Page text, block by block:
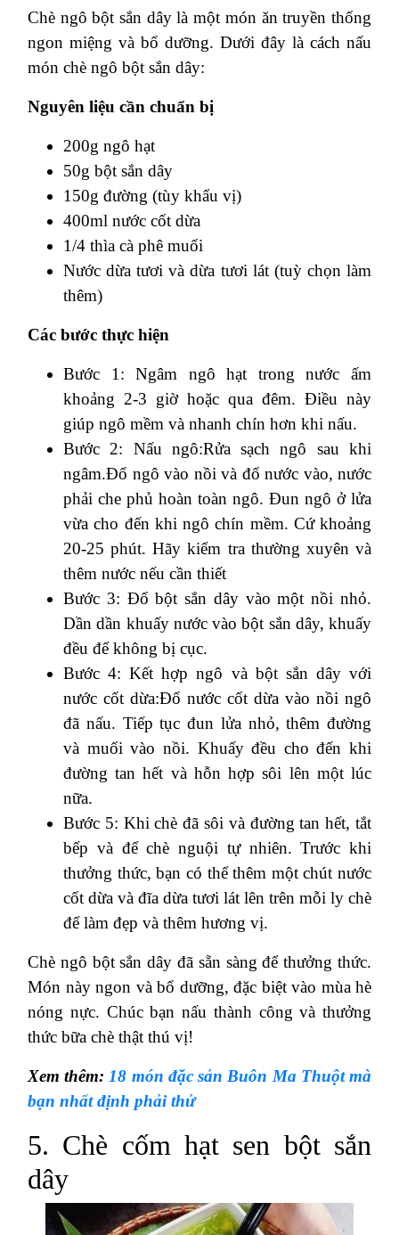
Chè ngô bột sắn dây là một món ăn truyền thống
ngon miệng và bổ dưỡng. Dưới đây là cách nấu
món chè ngô bột sắn dây:
Nguyên liệu cần chuẩn bị
200g ngô hạt
50g bột sắn dây
150g đường (tùy khẩu vị)
400ml nước cốt dừa
1/4 thìa cà phê muối
Nước dừa tươi và dừa tươi lát (tuỳ chọn làm
thêm)
Các bước thực hiện
Bước 1: Ngâm ngô hạt trong nước ấm
khoảng 2-3 giờ hoặc qua đêm. Điều này
giúp ngô mềm và nhanh chín hơn khi nấu.
Bước 2: Nấu ngô:Rửa sạch ngô sau khi
ngâm.Đổ ngô vào nồi và đổ nước vào, nước
phải che phủ hoàn toàn ngô. Đun ngô ở lửa
vừa cho đến khi ngô chín mềm. Cứ khoảng
20-25 phút. Hãy kiểm tra thường xuyên và
thêm nước nếu cần thiết
Bước 3: Đổ bột sắn dây vào một nồi nhỏ.
Dần dần khuấy nước vào bột sắn dây, khuấy
đều để không bị cục.
Bước 4: Kết hợp ngô và bột sắn dây với
nước cốt dừa:Đổ nước cốt dừa vào nồi ngô
đã nấu. Tiếp tục đun lửa nhỏ, thêm đường
và muối vào nồi. Khuấy đều cho đến khi
đường tan hết và hỗn hợp sôi lên một lúc
nữa.
Bước 5: Khi chè đã sôi và đường tan hết, tắt
bếp và để chè nguội tự nhiên. Trước khi
thưởng thức, bạn có thể thêm một chút nước
cốt dừa và đĩa dừa tươi lát lên trên mỗi ly chè
để làm đẹp và thêm hương vị.
Chè ngô bột sắn dây đã sẵn sàng để thưởng thức.
Món này ngon và bổ dưỡng, đặc biệt vào mùa hè
nóng nực. Chúc bạn nấu thành công và thưởng
thức bữa chè thật thú vị!
Xem thêm: 18 món đặc sản Buôn Ma Thuột mà
bạn nhất định phải thử
5. Chè cốm hạt sen bột sắn
dây